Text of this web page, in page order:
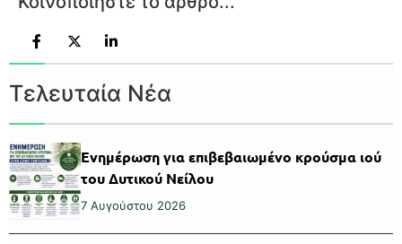
Τελευταία Νέα
Ενημέρωση για επιβεβαιωμένο κρούσμα ιού
του Δυτικού Νείλου
7 Αυγούστου 2026